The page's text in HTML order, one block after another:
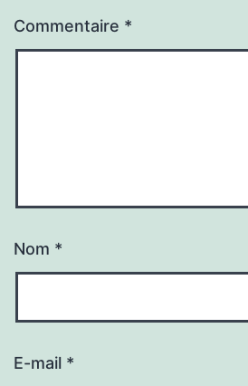
Commentaire *
Nom *
E-mail *